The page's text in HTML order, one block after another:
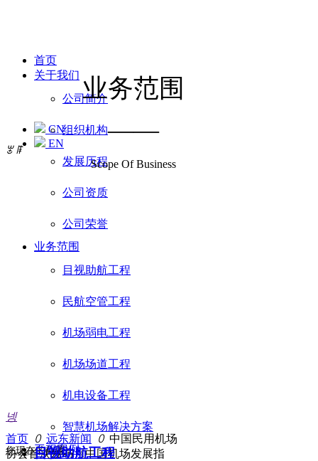
首页
关于我们
公司简介
组织机构
发展历程
公司资质
公司荣誉
业务范围
目视助航工程
民航空管工程
机场弱电工程
机场场道工程
机电设备工程
智慧机场解决方案
工程案例
CN
EN
业务范围
——
Scope Of Business
ꂃ ꁹ
넹
您现在的位置：
首页 ꄲ 远东新闻 ꄲ 中国民用机场
协会首次发布《中国机场发展指
目视助航工程